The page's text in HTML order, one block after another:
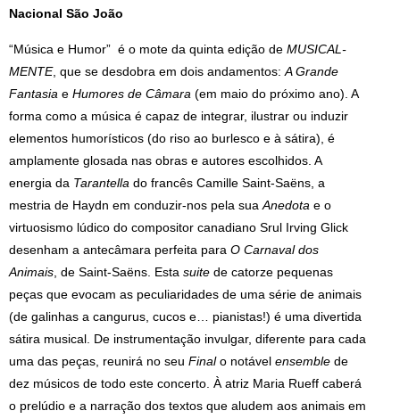
Nacional São João
“Música e Humor” é o mote da quinta edição de MUSICAL-
MENTE, que se desdobra em dois andamentos: A Grande
Fantasia e Humores de Câmara (em maio do próximo ano). A
forma como a música é capaz de integrar, ilustrar ou induzir
elementos humorísticos (do riso ao burlesco e à sátira), é
amplamente glosada nas obras e autores escolhidos. A
energia da Tarantella do francês Camille Saint-Saëns, a
mestria de Haydn em conduzir-nos pela sua Anedota e o
virtuosismo lúdico do compositor canadiano Srul Irving Glick
desenham a antecâmara perfeita para O Carnaval dos
Animais , de Saint-Saëns. Esta suite de catorze pequenas
peças que evocam as peculiaridades de uma série de animais
(de galinhas a cangurus, cucos e… pianistas!) é uma divertida
sátira musical. De instrumentação invulgar, diferente para cada
uma das peças, reunirá no seu Finalo notável ensemble de
dez músicos de todo este concerto. À atriz Maria Rueff caberá
o prelúdio e a narração dos textos que aludem aos animais em